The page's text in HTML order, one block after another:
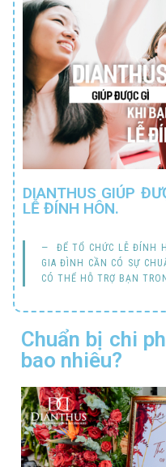
DIANTHUS GIÚP
LỄ ĐÍNH HÔN.
ĐỂ TỔ CHỨC LỄ ĐÍNH
GIA ĐÌNH CẦN CÓ SỰ
CÓ THỂ HỖ TRỢ BẠN
Chuẩn bị chi
bao nhiêu?